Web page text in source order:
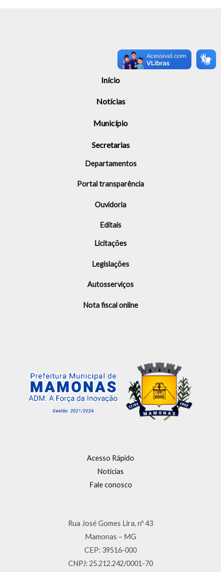
Início
Notícias
Município
Secretarias
Departamentos
Portal transparência
Ouvidoria
Editais
Licitações
Legislações
Autosserviços
Nota fiscal online
Acesso Rápido
Notícias
Fale conosco
Rua José Gomes Lira, nº 43
Mamonas – MG
CEP: 39516-000
CNPJ: 25.212.242/0001-70